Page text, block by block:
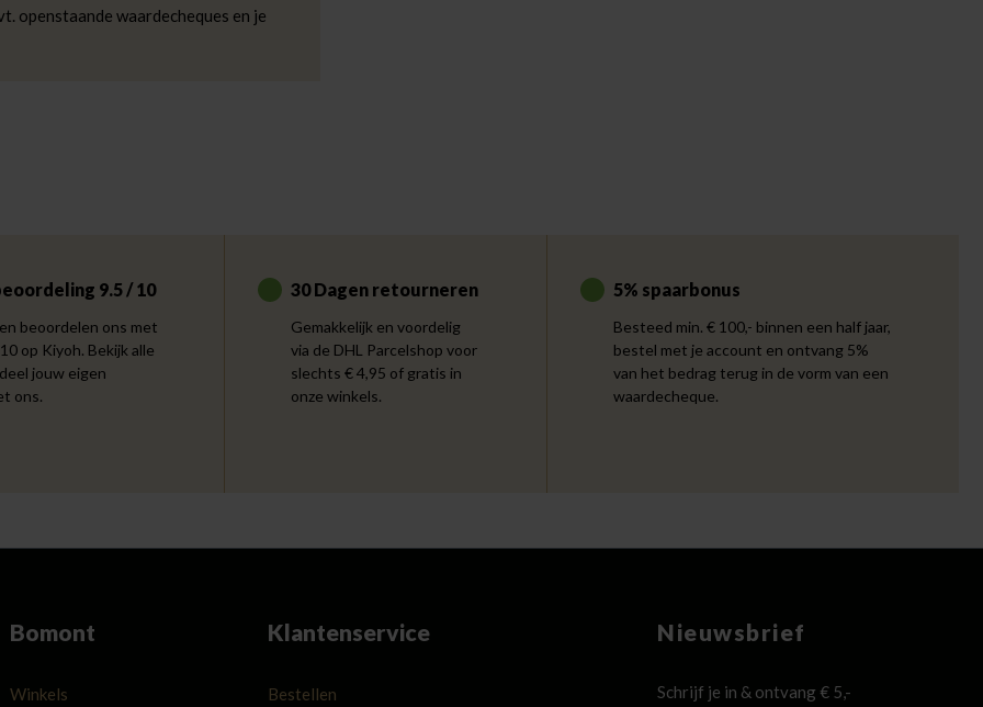
openstaande waardecheques en je
9.5 / 10
beoordelen ons met
op Kiyoh. Bekijk alle
jouw eigen
ons.
30 Dagen retourneren
Gemakkelijk en voordelig
via de DHL Parcelshop voor
slechts € 4,95 of gratis in
onze winkels.
5% spaarbonus
Besteed min. € 100,- binnen een half jaar,
bestel met je account en ontvang 5%
van het bedrag terug in de vorm van een
waardecheque.
Bomont
Winkels
Klantenservice
Bestellen
Nieuwsbrief
Schrijf je in & ontvang € 5,-